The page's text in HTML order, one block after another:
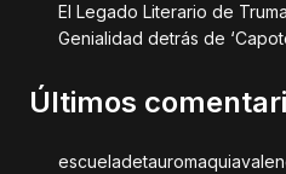
El Legado Literario de
Genialidad detrás de
Últimos